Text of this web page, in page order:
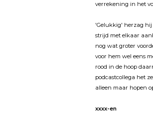
verrekening in het
'Gelukkig' herzag hij
strijd met elkaar
nog wat groter
voor hem wel eens
rood in de hoop
podcastcollega het
alleen maar hopen
xxxx-en